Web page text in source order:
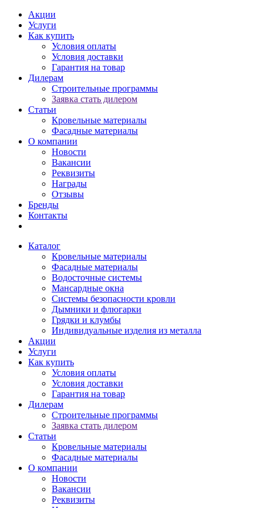
Акции
Услуги
Как купить
Условия оплаты
Условия доставки
Гарантия на товар
Дилерам
Строительные программы
Заявка стать дилером
Статьи
Кровельные материалы
Фасадные материалы
О компании
Новости
Вакансии
Реквизиты
Награды
Отзывы
Бренды
Контакты
Каталог
Кровельные материалы
Фасадные материалы
Водосточные системы
Мансардные окна
Системы безопасности кровли
Дымники и флюгарки
Грядки и клумбы
Индивидуальные изделия из металла
Акции
Услуги
Как купить
Условия оплаты
Условия доставки
Гарантия на товар
Дилерам
Строительные программы
Заявка стать дилером
Статьи
Кровельные материалы
Фасадные материалы
О компании
Новости
Вакансии
Реквизиты